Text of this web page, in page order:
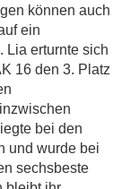
können auch
ein
Lia erturnte sich
16 den 3. Platz
bei den
und wurde bei
sechsbeste